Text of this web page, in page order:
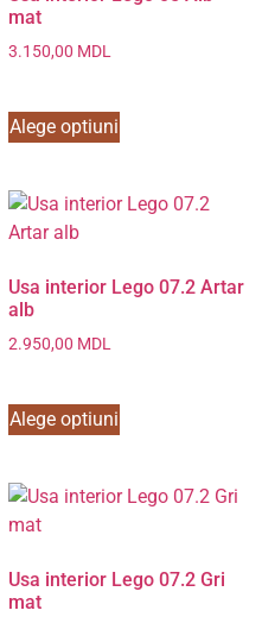
mat
3.150,00 MDL
Alege optiuni
Usa interior Lego 07.2 Artar
alb
2.950,00 MDL
Alege optiuni
Usa interior Lego 07.2 Gri
mat